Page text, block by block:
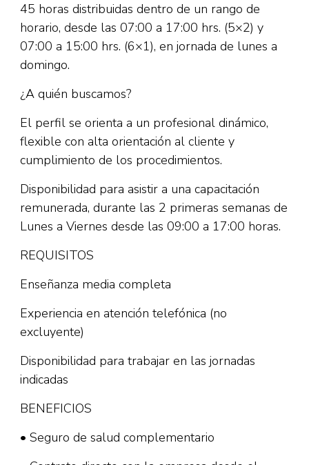
45 horas distribuidas dentro de un rango de
horario, desde las 07:00 a 17:00 hrs. (5×2) y
07:00 a 15:00 hrs. (6×1), en jornada de lunes a
domingo.
¿A quién buscamos?
El perfil se orienta a un profesional dinámico,
flexible con alta orientación al cliente y
cumplimiento de los procedimientos.
Disponibilidad para asistir a una capacitación
remunerada, durante las 2 primeras semanas de
Lunes a Viernes desde las 09:00 a 17:00 horas.
REQUISITOS
Enseñanza media completa
Experiencia en atención telefónica (no
excluyente)
Disponibilidad para trabajar en las jornadas
indicadas
BENEFICIOS
• Seguro de salud complementario